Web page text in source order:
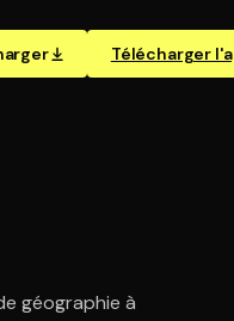
Télécharger
géographie à